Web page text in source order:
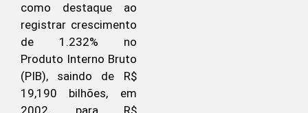
como destaque ao
registrar crescimento
de 1.232% no
Produto Interno Bruto
(PIB), saindo de R$
19,190 bilhões, em